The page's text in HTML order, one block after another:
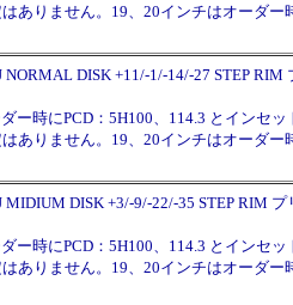
ありません。19、20インチはオーダー
NORMAL DISK +11/-1/-14/-27 STEP
時にPCD：5H100、114.3 とインセッ
ありません。19、20インチはオーダー
MIDIUM DISK +3/-9/-22/-35 STEP RIM
時にPCD：5H100、114.3 とインセッ
ありません。19、20インチはオーダー